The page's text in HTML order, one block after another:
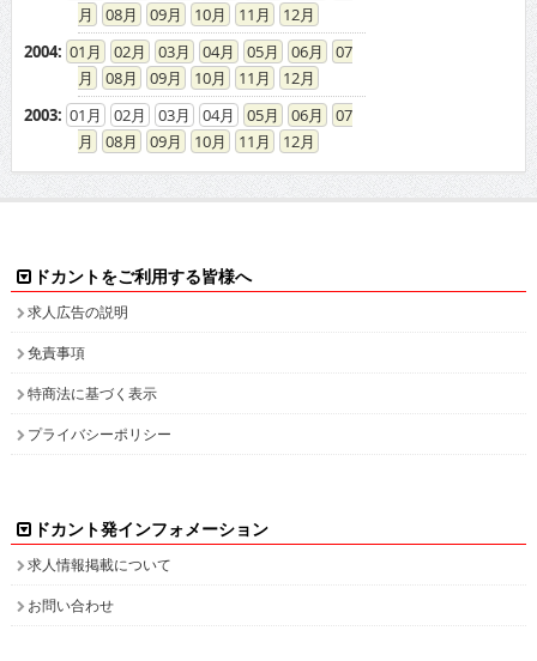
08
09 10 11
12
2004: 01 02 03 04 05 06
07
08
09 10 11
12
2003: 01 02 03 04 05 06
07
08
09 10 11 12
ドカントをご利用する皆様へ
求人広告の説明
免責事項
特商法に基づく表示
プライバシーポリシー
ドカント発インフォメーション
求人情報掲載について
お問い合わせ